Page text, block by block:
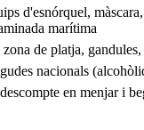
d'esnórquel,
marítima
de platja,
nacionals
en menjar i